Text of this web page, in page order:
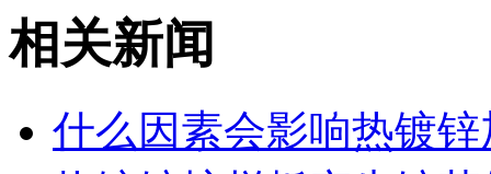
相关新闻
什么因素会影响热镀